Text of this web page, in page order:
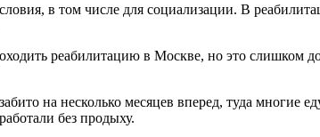
в том числе для социализации. В
реабилитацию в Москве, но это слишком
на несколько месяцев вперед, туда многие
без продыху.